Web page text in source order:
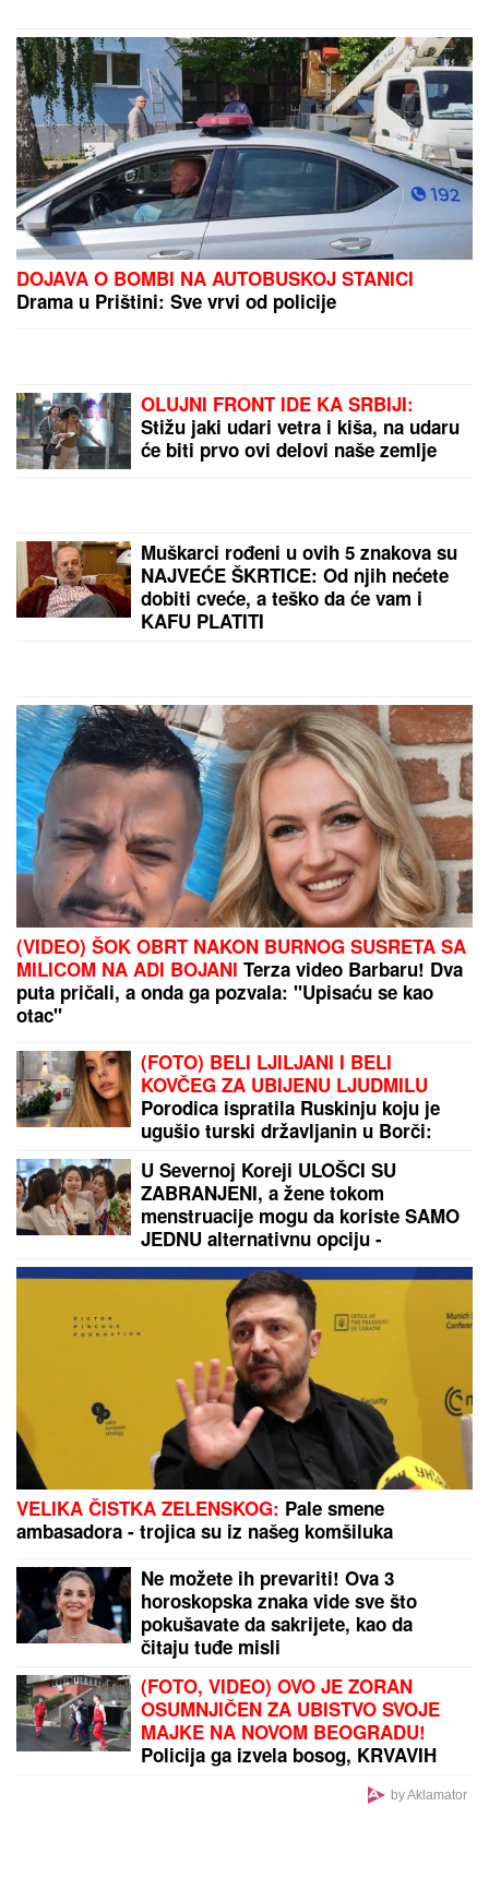
DOJAVA O BOMBI NA AUTOBUSKOJ STANICI
Drama u Prištini: Sve vrvi od policije
OLUJNI FRONT IDE KA SRBIJI:
Stižu jaki udari vetra i kiša, na udaru
će biti prvo ovi delovi naše zemlje
Muškarci rođeni u ovih 5 znakova su
NAJVEĆE ŠKRTICE: Od njih nećete
dobiti cveće, a teško da će vam i
KAFU PLATITI
(VIDEO) ŠOK OBRT NAKON BURNOG SUSRETA SA
MILICOM NA ADI BOJANI Terza video Barbaru! Dva
puta pričali, a onda ga pozvala: "Upisaću se kao
otac"
(FOTO) BELI LJILJANI I BELI
KOVČEG ZA UBIJENU LJUDMILU
Porodica ispratila Ruskinju koju je
ugušio turski državljanin u Borči:
Sveštenik držao opelo na Lešću
U Severnoj Koreji ULOŠCI SU
ZABRANJENI, a žene tokom
menstruacije mogu da koriste SAMO
JEDNU alternativnu opciju -
zastrašujuća pravila u svetu Kim
Džong Una
VELIKA ČISTKA ZELENSKOG: Pale smene
ambasadora - trojica su iz našeg komšiluka
Ne možete ih prevariti! Ova 3
horoskopska znaka vide sve što
pokušavate da sakrijete, kao da
čitaju tuđe misli
(FOTO, VIDEO) OVO JE ZORAN
OSUMNJIČEN ZA UBISTVO SVOJE
MAJKE NA NOVOM BEOGRADU!
Policija ga izvela bosog, KRVAVIH
by Aklamator